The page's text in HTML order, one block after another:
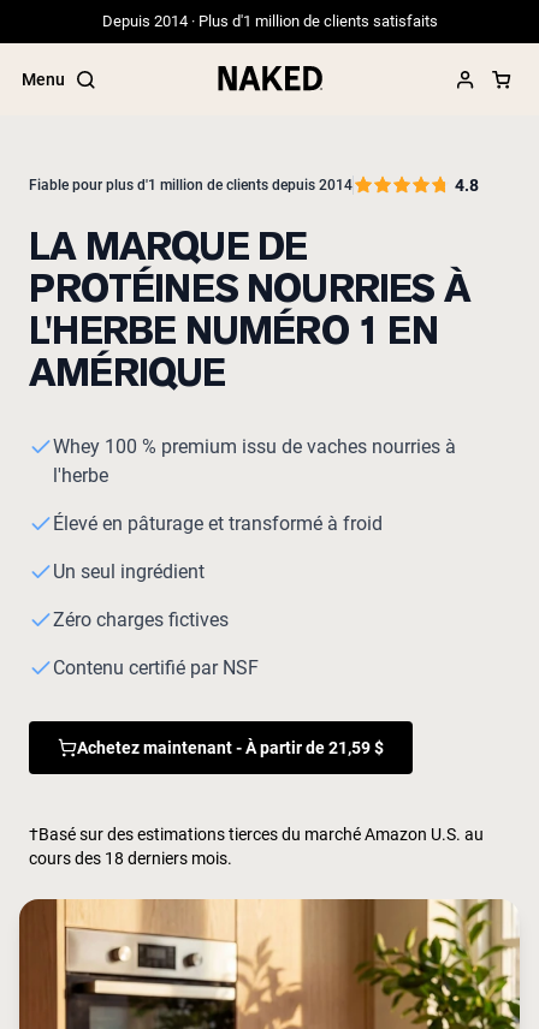
Depuis 2014 · Plus d'1 million de clients satisfaits
Menu
Termes de recherche populaires
”Protein Powder“
”Overnight Oats“
”Vegan protein“
”Collagen“
”Micellar Casein“
PROTÉINES EN POUDREMeilleure Vente
Peptides de collagène
nourries à l'herbe
Whey de lait de vache nourrie à l'herbe à
Whey de vache nourrie à l'herbe
Protéine de pois
Fiable pour plus d'1 million de clients depuis 2014 4.8
LA MARQUE DE
PROTÉINES NOURRIES À
L'HERBE NUMÉRO 1 EN
AMÉRIQUE
Whey 100 % premium issu de vaches nourries à
l'herbe
Élevé en pâturage et transformé à froid
Un seul ingrédient
Zéro charges fictives
Contenu certifié par NSF
Achetez maintenant - À partir de 21,59 $
†Basé sur des estimations tierces du marché Amazon U.S. au
cours des 18 derniers mois.